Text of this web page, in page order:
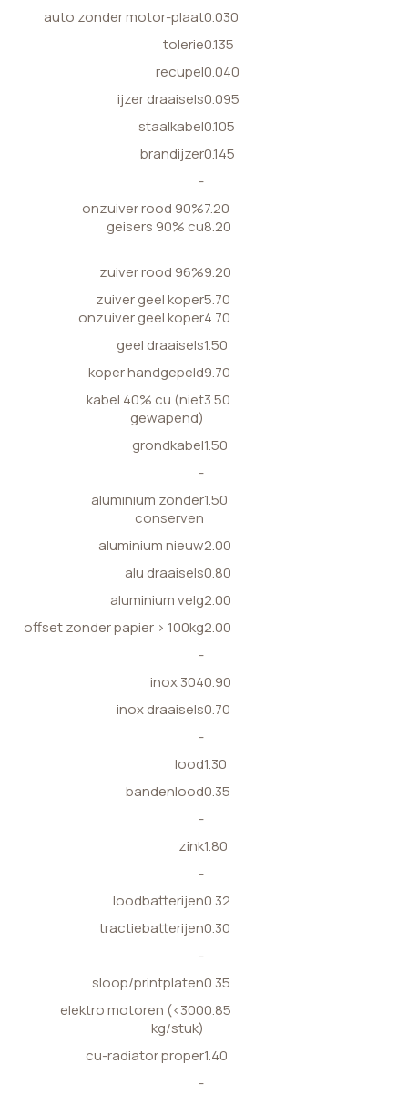
auto zonder motor-plaat0.030
tolerie0.135
recupel0.040
ijzer draaisels0.095
staalkabel0.105
brandijzer0.145
-
onzuiver rood 90%
geisers 90% cu
7.20
8.20
zuiver rood 96%9.20
zuiver geel koper
onzuiver geel koper
5.70
4.70
geel draaisels1.50
koper handgepeld9.70
kabel 40% cu (niet
gewapend)
3.50
grondkabel1.50
-
aluminium zonder
conserven
1.50
aluminium nieuw2.00
alu draaisels0.80
aluminium velg2.00
offset zonder papier > 100kg2.00
-
inox 3040.90
inox draaisels0.70
-
lood1.30
bandenlood0.35
-
zink1.80
-
loodbatterijen0.32
tractiebatterijen0.30
-
sloop/printplaten0.35
elektro motoren (<300
kg/stuk)
0.85
cu-radiator proper1.40
-